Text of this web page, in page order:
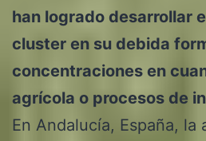
han logrado desarrollar
cluster en su debida
concentraciones en
agrícola o procesos de
En Andalucía, España, la